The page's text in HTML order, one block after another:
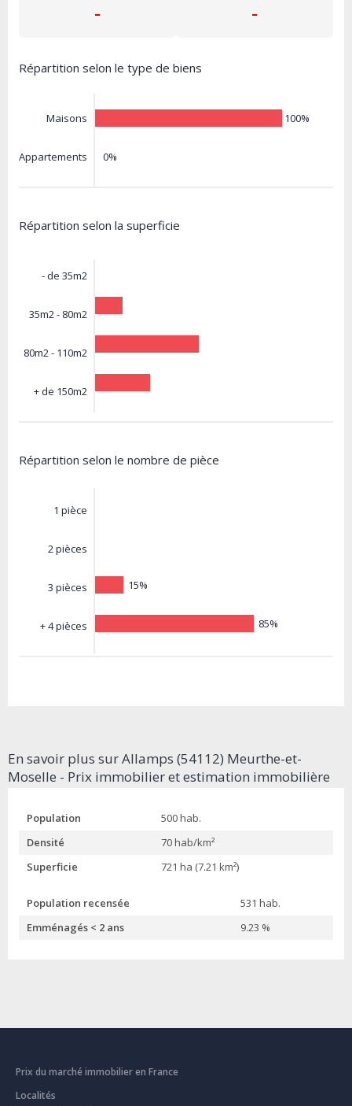
- -
Répartition selon le type de biens
Maisons
Appartements
100%
0%
Répartition selon la superficie
- de 35m2
35m2 - 80m2
80m2 - 110m2
+ de 150m2
Répartition selon le nombre de pièce
1 pièce
2 pièces
3 pièces
+ 4 pièces
15%
85%
En savoir plus sur Allamps (54112) Meurthe-et-
Moselle - Prix immobilier et estimation immobilière
Population
500 hab.
Densité
70 hab/km²
Superficie
721 ha (7.21 km²)
Population recensée
531 hab.
Emménagés < 2 ans
9.23 %
Prix du marché immobilier en France
Localités